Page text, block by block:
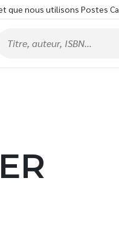
que nous utilisons Postes